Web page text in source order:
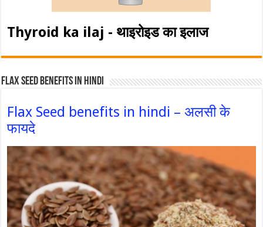
Thyroid ka ilaj - थाइरोइड का इलाज
Flax Seed Benefits in hindi
Flax Seed benefits in hindi – अलसी के
फायदे